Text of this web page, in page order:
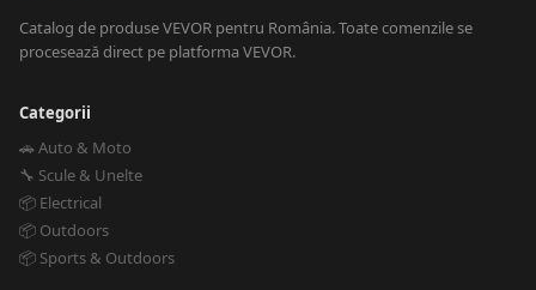
Catalog de produse VEVOR pentru România. Toate comenzile se
procesează direct pe platforma VEVOR.
Categorii
🚗 Auto & Moto
🔧 Scule & Unelte
📦 Electrical
📦 Outdoors
📦 Sports & Outdoors